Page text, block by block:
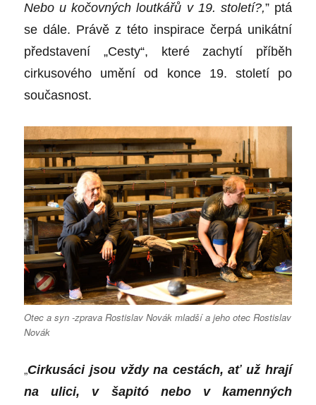
Nebo u kočovných loutkářů v 19. století?,” ptá
se dále. Právě z této inspirace čerpá unikátní
představení „Cesty“, které zachytí příběh
cirkusového umění od konce 19. století po
současnost.
Otec a syn -zprava Rostislav Novák mladší a jeho otec Rostislav
Novák
„Cirkusáci jsou vždy na cestách, ať už hrají
na ulici, v šapitó nebo v kamenných